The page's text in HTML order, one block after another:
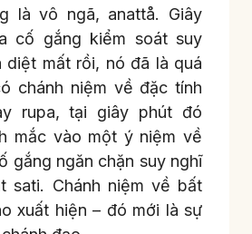
là vô ngã, anattå. Giây
cố gắng kiểm soát suy
diệt mất rồi, nó đã là quá
chánh niệm về đặc tính
rupa, tại giây phút đó
mắc vào một ý niệm về
gắng ngăn chặn suy nghĩ
sati. Chánh niệm về bất
xuất hiện – đó mới là sự